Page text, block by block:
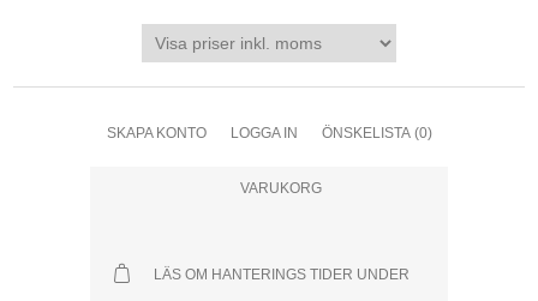
SKAPA KONTO LOGGA IN ÖNSKELISTA (0)
VARUKORG
LÄS OM HANTERINGS TIDER UNDER